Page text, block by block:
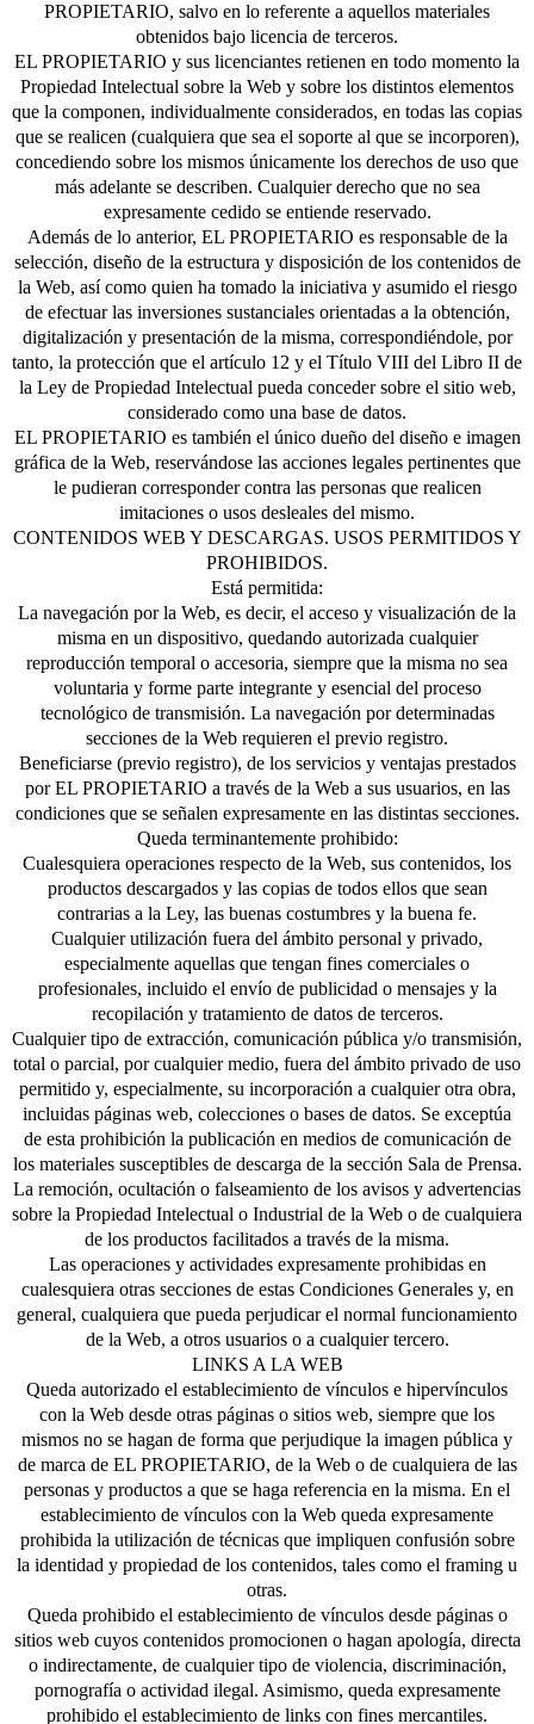
PROPIETARIO, salvo en lo referente a aquellos materiales
obtenidos bajo licencia de terceros.
EL PROPIETARIO y sus licenciantes retienen en todo momento la
Propiedad Intelectual sobre la Web y sobre los distintos elementos
que la componen, individualmente considerados, en todas las copias
que se realicen (cualquiera que sea el soporte al que se incorporen),
concediendo sobre los mismos únicamente los derechos de uso que
más adelante se describen. Cualquier derecho que no sea
expresamente cedido se entiende reservado.
Además de lo anterior, EL PROPIETARIO es responsable de la
selección, diseño de la estructura y disposición de los contenidos de
la Web, así como quien ha tomado la iniciativa y asumido el riesgo
de efectuar las inversiones sustanciales orientadas a la obtención,
digitalización y presentación de la misma, correspondiéndole, por
tanto, la protección que el artículo 12 y el Título VIII del Libro II de
la Ley de Propiedad Intelectual pueda conceder sobre el sitio web,
considerado como una base de datos.
EL PROPIETARIO es también el único dueño del diseño e imagen
gráfica de la Web, reservándose las acciones legales pertinentes que
le pudieran corresponder contra las personas que realicen
imitaciones o usos desleales del mismo.
CONTENIDOS WEB Y DESCARGAS. USOS PERMITIDOS Y
PROHIBIDOS.
Está permitida:
La navegación por la Web, es decir, el acceso y visualización de la
misma en un dispositivo, quedando autorizada cualquier
reproducción temporal o accesoria, siempre que la misma no sea
voluntaria y forme parte integrante y esencial del proceso
tecnológico de transmisión. La navegación por determinadas
secciones de la Web requieren el previo registro.
Beneficiarse (previo registro), de los servicios y ventajas prestados
por EL PROPIETARIO a través de la Web a sus usuarios, en las
condiciones que se señalen expresamente en las distintas secciones.
Queda terminantemente prohibido:
Cualesquiera operaciones respecto de la Web, sus contenidos, los
productos descargados y las copias de todos ellos que sean
contrarias a la Ley, las buenas costumbres y la buena fe.
Cualquier utilización fuera del ámbito personal y privado,
especialmente aquellas que tengan fines comerciales o
profesionales, incluido el envío de publicidad o mensajes y la
recopilación y tratamiento de datos de terceros.
Cualquier tipo de extracción, comunicación pública y/o transmisión,
total o parcial, por cualquier medio, fuera del ámbito privado de uso
permitido y, especialmente, su incorporación a cualquier otra obra,
incluidas páginas web, colecciones o bases de datos. Se exceptúa
de esta prohibición la publicación en medios de comunicación de
los materiales susceptibles de descarga de la sección Sala de Prensa.
La remoción, ocultación o falseamiento de los avisos y advertencias
sobre la Propiedad Intelectual o Industrial de la Web o de cualquiera
de los productos facilitados a través de la misma.
Las operaciones y actividades expresamente prohibidas en
cualesquiera otras secciones de estas Condiciones Generales y, en
general, cualquiera que pueda perjudicar el normal funcionamiento
de la Web, a otros usuarios o a cualquier tercero.
LINKS A LA WEB
Queda autorizado el establecimiento de vínculos e hipervínculos
con la Web desde otras páginas o sitios web, siempre que los
mismos no se hagan de forma que perjudique la imagen pública y
de marca de EL PROPIETARIO, de la Web o de cualquiera de las
personas y productos a que se haga referencia en la misma. En el
establecimiento de vínculos con la Web queda expresamente
prohibida la utilización de técnicas que impliquen confusión sobre
la identidad y propiedad de los contenidos, tales como el framing u
otras.
Queda prohibido el establecimiento de vínculos desde páginas o
sitios web cuyos contenidos promocionen o hagan apología, directa
o indirectamente, de cualquier tipo de violencia, discriminación,
pornografía o actividad ilegal. Asimismo, queda expresamente
prohibido el establecimiento de links con fines mercantiles.